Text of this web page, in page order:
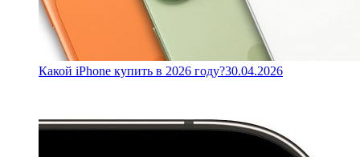
Какой iPhone купить в 2026 году?30.04.2026